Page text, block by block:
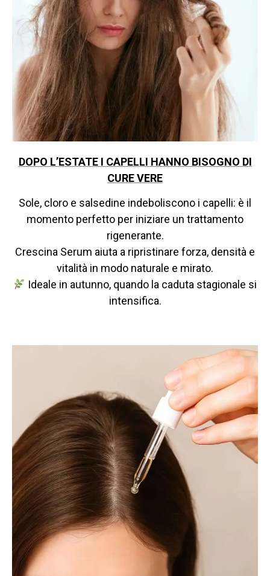
DOPO L’ESTATE I CAPELLI HANNO BISOGNO DI
CURE VERE
Sole, cloro e salsedine indeboliscono i capelli: è il
momento perfetto per iniziare un trattamento
rigenerante.
Crescina Serum aiuta a ripristinare forza, densità e
vitalità in modo naturale e mirato.
Ideale in autunno, quando la caduta stagionale si
intensifica.